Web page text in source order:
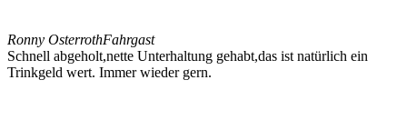
Ronny OsterrothFahrgast
Schnell abgeholt,nette Unterhaltung gehabt,das ist natürlich ein
Trinkgeld wert. Immer wieder gern.